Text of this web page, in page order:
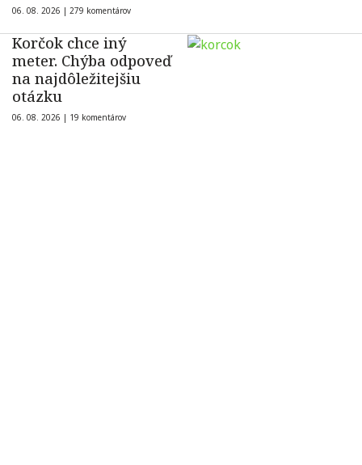
06. 08. 2026 | 279 komentárov
Korčok chce iný
meter. Chýba odpoveď
na najdôležitejšiu
otázku
06. 08. 2026 | 19 komentárov